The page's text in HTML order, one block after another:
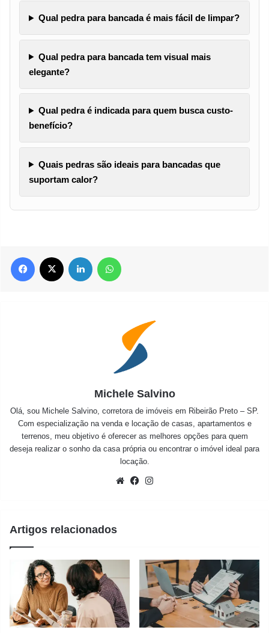
Qual pedra para bancada é mais fácil de limpar?
Qual pedra para bancada tem visual mais
elegante?
Qual pedra é indicada para quem busca custo-
benefício?
Quais pedras são ideais para bancadas que
suportam calor?
Facebook Linkedin
Michele Salvino
Olá, sou Michele Salvino, corretora de imóveis em Ribeirão Preto – SP.
Com especialização na venda e locação de casas, apartamentos e
terrenos, meu objetivo é oferecer as melhores opções para quem
deseja realizar o sonho da casa própria ou encontrar o imóvel ideal para
locação.
WebsiteFacebook
Artigos relacionados